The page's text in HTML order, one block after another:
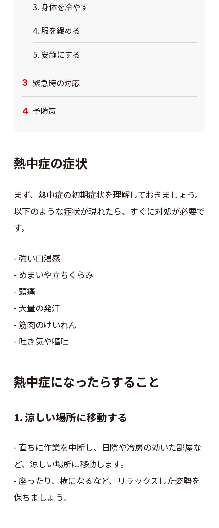
3. 身体を冷やす
4. 服を緩める
5. 安静にする
緊急時の対応
予防策
熱中症の症状
まず、熱中症の初期症状を理解しておきましょう。
以下のような症状が現れたら、すぐに対処が必要で
す。
- 強い口渇感
- めまいや立ちくらみ
- 頭痛
- 大量の発汗
- 筋肉のけいれん
- 吐き気や嘔吐
熱中症になったらすること
1. 涼しい場所に移動する
- 直ちに作業を中断し、日陰や冷房の効いた部屋な
ど、涼しい場所に移動します。
- 座ったり、横になるなど、リラックスした姿勢を
保ちましょう。